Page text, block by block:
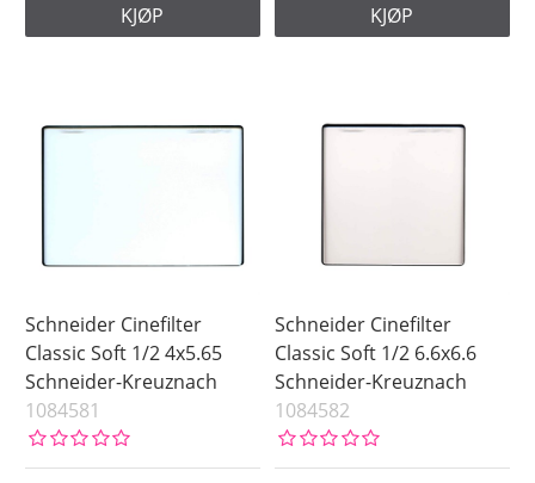
KJØP KJØP
Schneider Cinefilter
Classic Soft 1/2 4x5.65
Schneider-Kreuznach
1084581
Schneider Cinefilter
Classic Soft 1/2 6.6x6.6
Schneider-Kreuznach
1084582